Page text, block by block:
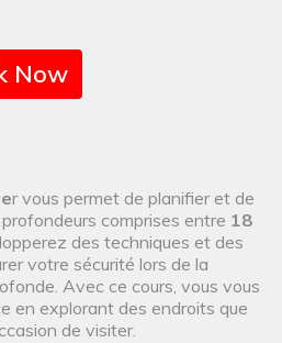
Now
r vous permet de planifier et de
comprises entre 18
des techniques et des
votre sécurité lors de la
Avec ce cours, vous vous
en explorant des endroits que
de visiter.